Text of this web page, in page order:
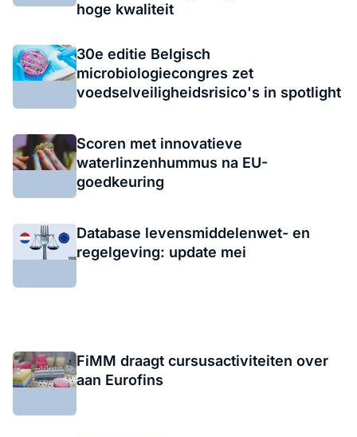
hoge kwaliteit
30e editie Belgisch
microbiologiecongres zet
voedselveiligheidsrisico's in spotlight
Scoren met innovatieve
waterlinzenhummus na EU-
goedkeuring
Database levensmiddelenwet- en
regelgeving: update mei
FiMM draagt cursusactiviteiten over
aan Eurofins